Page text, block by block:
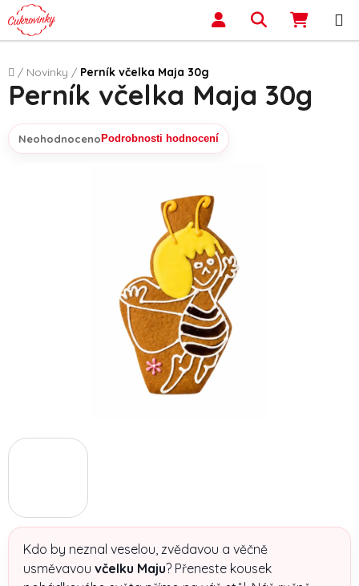
Přejít na obsah Hledat
Domů
/ Novinky / Perník včelka Maja 30g
Kdo by neznal veselou, zvědavou a věčně
usměvavou včelku Maju? Přeneste kousek
Perník včelka Maja 30g
Průměrné hodnocení produktu je 0,0 z 5 hvězdiček.
Neohodnoceno Podrobnosti hodnocení